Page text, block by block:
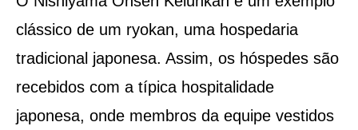
clássico de um ryokan, uma hospedaria
tradicional japonesa. Assim, os hóspedes são
recebidos com a típica hospitalidade
japonesa, onde membros da equipe vestidos